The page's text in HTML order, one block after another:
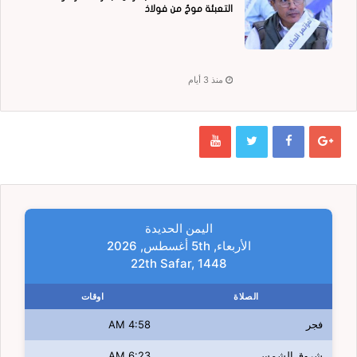
التعبئة موجٌ من فولاذ
منذ 3 أيام
اليمن الحديدة
الأربعاء, 5th أغسطس, 2026
22th Safar, 1448
الصلاة اوقات
فجر 4:58 AM